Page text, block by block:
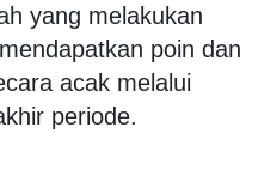
yang melakukan
poin dan
acak melalui
periode.